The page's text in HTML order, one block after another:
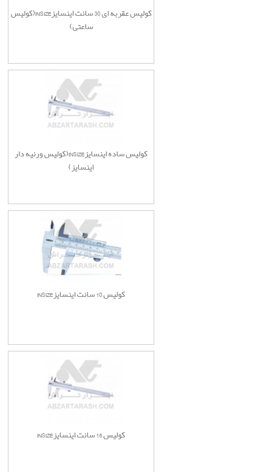
کولیس عقربه ای 30 سانت اینسایزINSIZE(کولیس
ساعتی)
کولیس ساده اینسایزINSIZE(کولیس ورنیه دار
اینسایز)
کولیس 10 سانت اینسایزINSIZE
کولیس 15 سانت اینسایزINSIZE